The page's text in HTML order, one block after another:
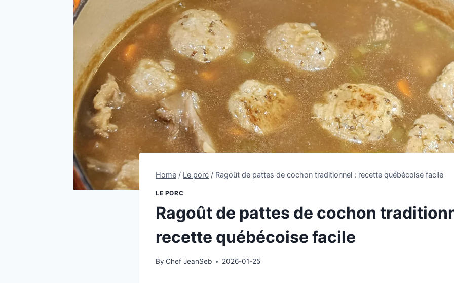
Home / Le porc / Ragoût de pattes de cochon traditionnel : recette québécoise facile
LE PORC
Ragoût de pattes de cochon
recette québécoise facile
By Chef JeanSeb 2026-01-25